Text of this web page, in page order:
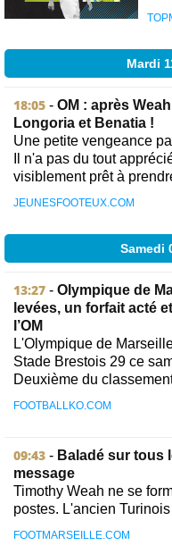
Mardi
18:05 - OM : après
Longoria et Benatia !
Une petite vengeance
Il n'a pas du tout
visiblement prêt à
JEUNESFOOTEUX.COM
Samedi
13:27 - Olympique de
levées, un forfait acté
l’OM
L'Olympique de
Stade Brestois 29 ce
Deuxième du
FOOTBALLKO.COM
09:43 - Baladé sur tous
message
Timothy Weah ne se
postes. L'ancien
FOOTMARSEILLE.COM